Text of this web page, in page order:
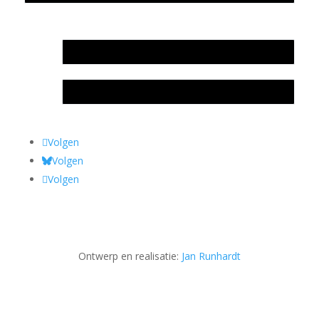
Volgen
Volgen
Volgen
Ontwerp en realisatie: Jan Runhardt